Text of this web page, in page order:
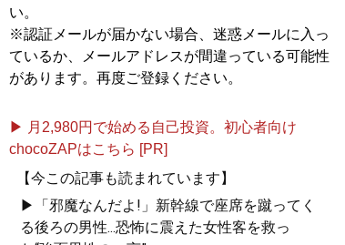
い。
※認証メールが届かない場合、迷惑メールに入っ
ているか、メールアドレスが間違っている可能性
があります。再度ご登録ください。
▶ 月2,980円で始める自己投資。初心者向け
chocoZAPはこちら [PR]
【今この記事も読まれています】
▶「邪魔なんだよ!」新幹線で座席を蹴ってく
る後ろの男性...恐怖に震えた女性客を救っ